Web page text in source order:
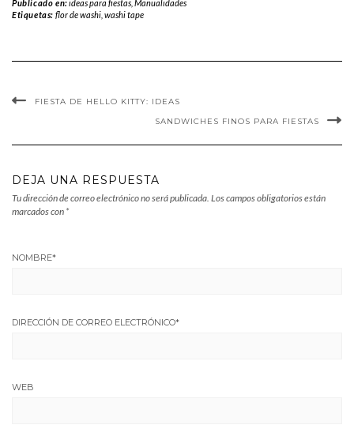
Publicado en:ideas para fiestas ,Manualidades
Etiquetas: flor de washi, washi tape
FIESTA DE HELLO KITTY: IDEAS
SANDWICHES FINOS PARA FIESTAS
DEJA UNA RESPUESTA
Tu dirección de correo electrónico no será publicada. Los campos obligatorios están
marcados con *
NOMBRE*
DIRECCIÓN DE CORREO ELECTRÓNICO*
WEB